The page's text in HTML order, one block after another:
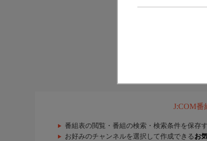
J:COM番
番組表の閲覧・番組の検索・検索条件を保存
お好みのチャンネルを選択して作成できる お